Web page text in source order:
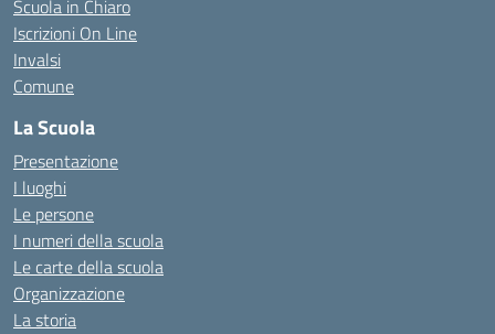
Scuola in Chiaro
Iscrizioni On Line
Invalsi
Comune
La Scuola
Presentazione
I luoghi
Le persone
I numeri della scuola
Le carte della scuola
Organizzazione
La storia